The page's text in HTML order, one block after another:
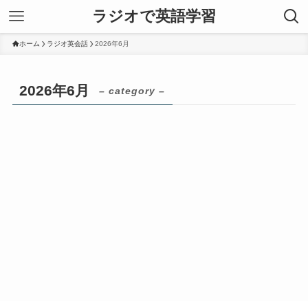
ラジオで英語学習
ホーム ラジオ英会話 2026年6月
2026年6月 – category –